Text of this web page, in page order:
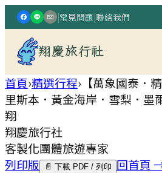
|常見問題|聯絡我們
翔慶旅行社
首頁›精選行程› 【萬象國泰．
里斯本．黃金海岸．雪梨．墨
翔
翔慶旅行社
客製化團體旅遊專家
列印版
📄 下載 PDF / 列印 回首頁